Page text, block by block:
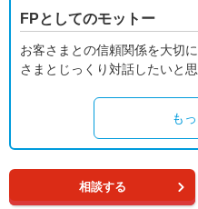
FPとしてのモットー
お客さまとの信頼関係を大切
さまとじっくり対話したいと思
も
相談する